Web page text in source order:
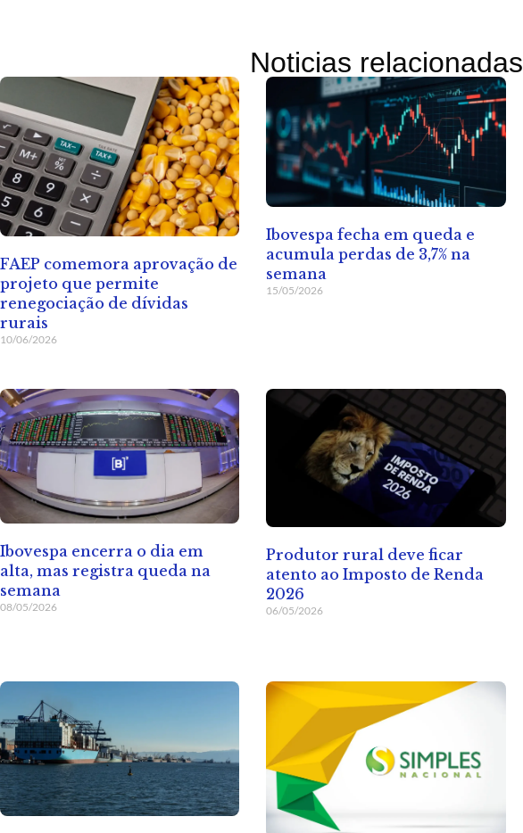
Noticias relacionadas
FAEP comemora aprovação de
projeto que permite
renegociação de dívidas
rurais
10/06/2026
Ibovespa fecha em queda e
acumula perdas de 3,7% na
semana
15/05/2026
Ibovespa encerra o dia em
alta, mas registra queda na
semana
08/05/2026
Produtor rural deve ficar
atento ao Imposto de Renda
2026
06/05/2026